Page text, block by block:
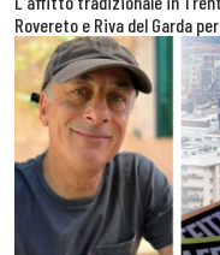
Rovereto e Riva del Garda